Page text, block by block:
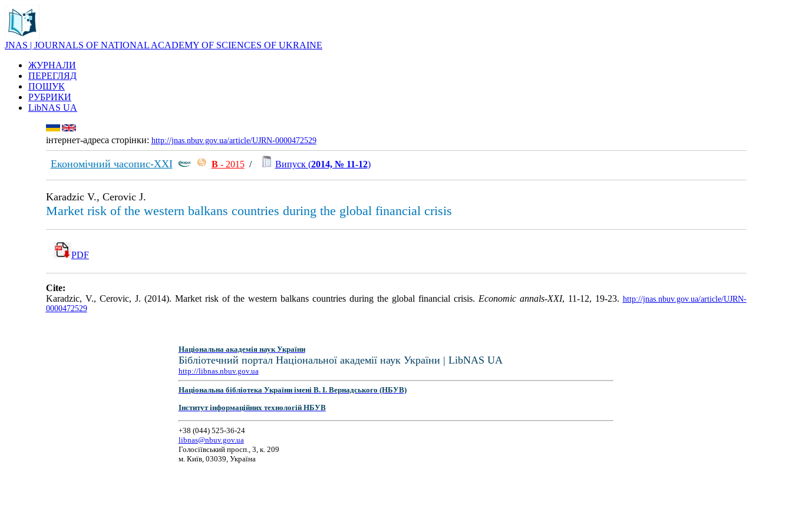
JNAS | JOURNALS OF NATIONAL ACADEMY OF SCIENCES OF UKRAINE
ЖУРНАЛИ
ПЕРЕГЛЯД
ПОШУК
РУБРИКИ
LibNAS UA
інтернет-адреса сторінки: http://jnas.nbuv.gov.ua/article/UJRN-0000472529
Економічний часопис-ХХІ В- 2015/ Випуск (2014, № 11-12)
Karadzic V., Cerovic J.
Market risk of the western balkans countries during the global financial crisis
PDF
Cite:
Karadzic, V., Cerovic, J. (2014). Market risk of the western balkans countries during the global financial crisis. Economic annals-XXI, 11-12, 19-23. http://jnas.nbuv.gov.ua/article/UJRN-
0000472529
Національна академія наук України
Бібліотечний портал Національної академії наук України | LibNAS UA
http://libnas.nbuv.gov.ua
Національна бібліотека України імені В. І. Вернадського (НБУВ)
Інститут інформаційних технологій НБУВ
+38 (044) 525-36-24
libnas@nbuv.gov.ua
Голосіївський просп., 3, к. 209
м. Київ, 03039, Україна